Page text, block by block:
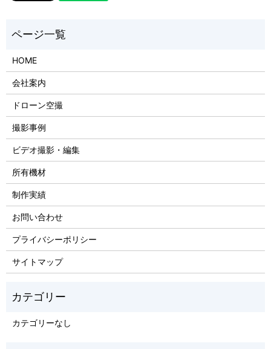
HOME
会社案内
ドローン空撮
撮影事例
ビデオ撮影・編集
所有機材
制作実績
お問い合わせ
プライバシーポリシー
サイトマップ
カテゴリーなし